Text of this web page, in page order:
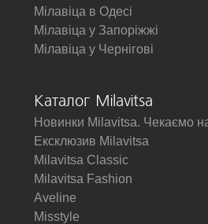
Мілавіца в Одесі
Мілавіца у Запоріжжі
Мілавіца у Чернігові
Каталог Milavitsa
Новинки Milavitsa. Чекаємо
Ексклюзив Milavitsa
Milavitsa Classic
Milavitsa Fashion
Aveline
Misstyle